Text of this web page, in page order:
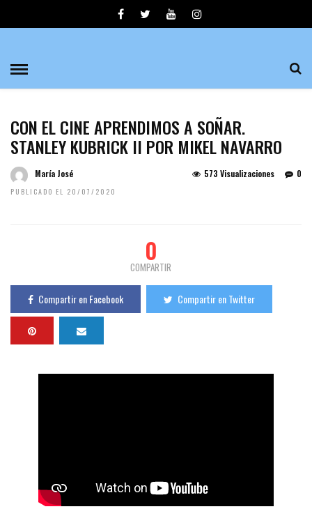
CON EL CINE APRENDIMOS A SOÑAR.
STANLEY KUBRICK II POR MIKEL NAVARRO
María José
PUBLICADO EL 20/07/2020
0
573 Visualizaciones
0
COMPARTIR
Compartir en Facebook Compartir en Twitter